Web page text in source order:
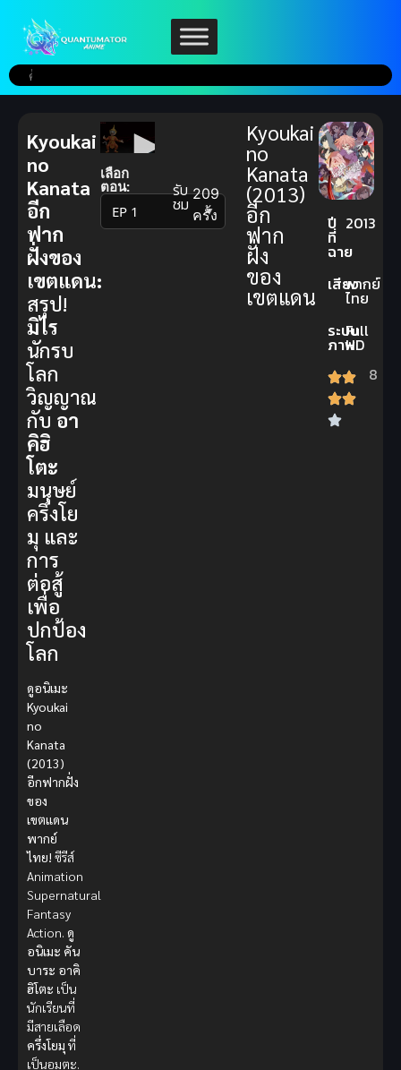
เลือก
ตอน:
▼
รับ
ชม 209
ครั้ง
Kyoukai
no
Kanata
(2013)
อีก
ฟาก
ฝั่ง
ของ
เขตแดน
ปี
ที่
ฉาย
2013
เสียงพากย์
ไทย
ระบบ
ภาพ
Full
HD
8
Kyoukai
no
Kanata
อีก
ฟาก
ฝั่งของ
เขตแดน:
สรุป!
มิไร
นักรบ
โลก
วิญญาณ
กับ อา
คิฮิ
โตะ
มนุษย์
ครึ่งโย
มุ และ
การ
ต่อสู้
เพื่อ
ปกป้อง
โลก
ดูอนิเมะ
Kyoukai
no
Kanata
(2013)
อีกฟากฝั่ง
ของ
เขตแดน
พากย์
ไทย! ซีรีส์
Animation
Supernatural
Fantasy
Action. ดู
อนิเมะ คัน
บาระ อาคิ
ฮิโตะ เป็น
นักเรียนที่
มีสายเลือด
ครึ่งโยมุ ที่
เป็นอมตะ.